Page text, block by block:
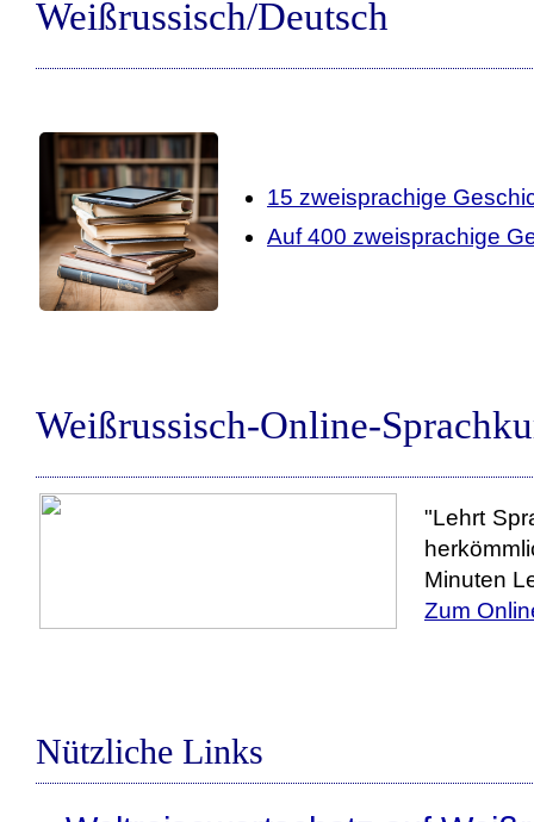
Weißrussisch/Deutsch
15 zweisprachige
Auf 400 zweisprachige
Weißrussisch-Online-
"Lehrt
Minuten
Zum
Nützliche Links